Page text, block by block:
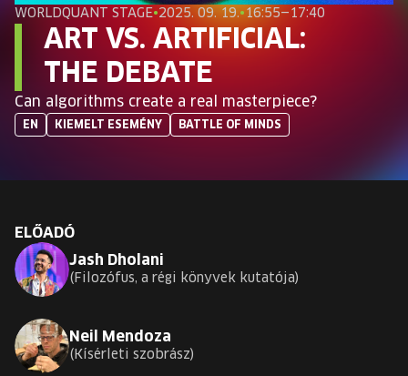
EURÓPA JÖVŐFESZTIVÁLJA
ELŐADÓK
INGYENES DIÁK- ÉS TANÁRREGISZTRÁCIÓ
Change
WORLDQUANT STAGE•2025. 09. 19.• 16:55—17:40
ART VS. ARTIFICIAL:
THE DEBATE
Can algorithms create a real masterpiece?
EN KIEMELT ESEMÉNY BATTLE OF MINDS
ELŐADÓ
Jash Dholani
Filozófus, a régi könyvek kutatója
Neil Mendoza
Kísérleti szobrász